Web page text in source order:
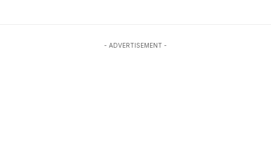
- ADVERTISEMENT -